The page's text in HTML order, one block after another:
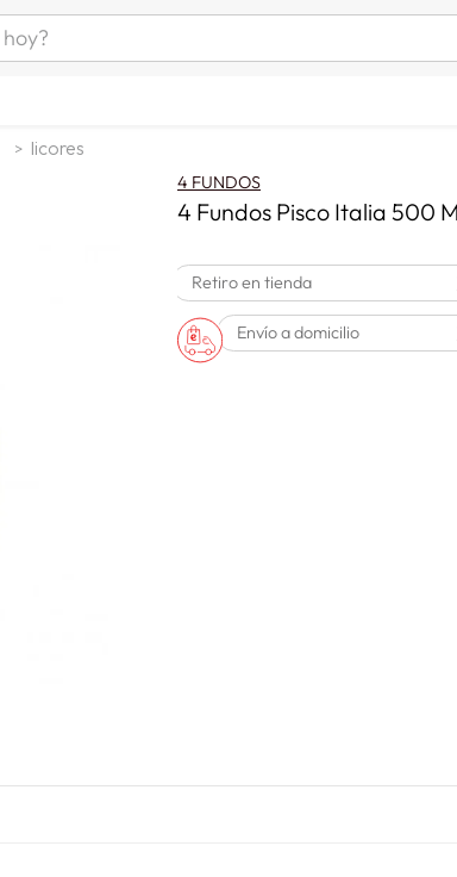
licores
4 FUNDOS
4 Fundos Pisco Italia 500
Retiro en tienda
Envío a domicilio